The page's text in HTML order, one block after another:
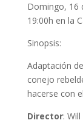
Domingo, 16
19:00h en la
Sinopsis:
Adaptación
conejo
hacerse con
Director: Will